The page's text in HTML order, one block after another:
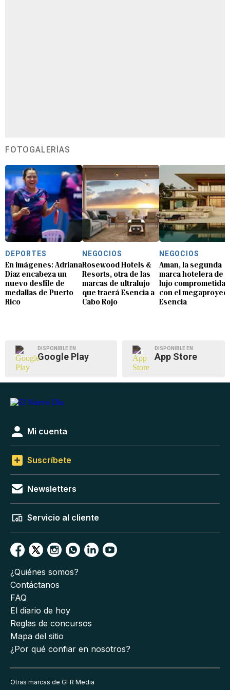
FOTOGALERÍAS
DEPORTES
En imágenes: Adriana
Díaz encabeza un
nuevo desfile de
medallas de Puerto
Rico
NEGOCIOS
Rosewood Hotels &
Resorts, otra de las
marcas de ultralujo
que traerá Esencia a
Cabo Rojo
NEGOCIOS
Aman, la segunda
marca hotelera de
lujo comprometida
con el
Esencia
DISPONIBLE EN
Google Play
DISPONIBLE EN
App Store
Mi cuenta
Suscríbete
Newsletters
Servicio al cliente
¿Quiénes somos?
Contáctanos
FAQ
El diario de hoy
Reglas de concursos
Mapa del sitio
¿Por qué confiar en nosotros?
Otras marcas de GFR Media